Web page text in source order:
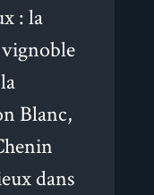
: la
Blanc,
dans